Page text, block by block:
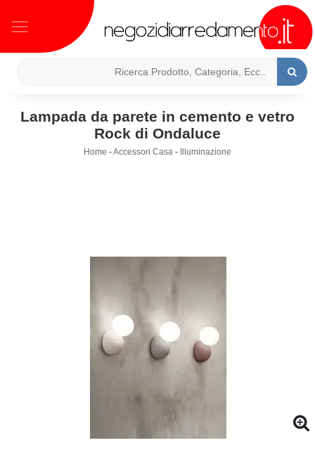
Lampada da parete in cemento e vetro
Rock di Ondaluce
Home -Accessori Casa - Illuminazione